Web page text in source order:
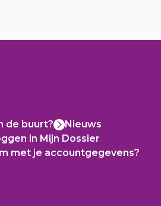
de buurt?
Nieuws
in Mijn Dossier
met je accountgegevens?